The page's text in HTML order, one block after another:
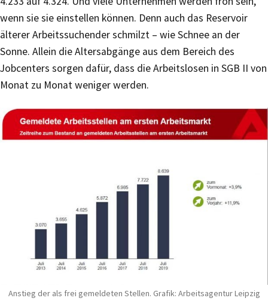
wenn sie sie einstellen können. Denn auch das Reservoir
älterer Arbeitssuchender schmilzt – wie Schnee an der
Sonne. Allein die Altersabgänge aus dem Bereich des
Jobcenters sorgen dafür, dass die Arbeitslosen in SGB II von
Monat zu Monat weniger werden.
Anstieg der als frei gemeldeten Stellen. Grafik: Arbeitsagentur Leipzig